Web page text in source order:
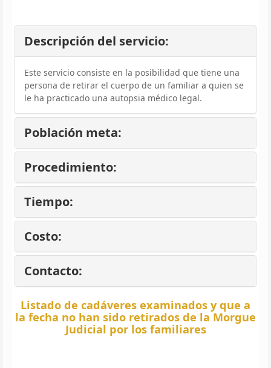
Descripción del servicio:
Este servicio consiste en la posibilidad que tiene una
persona de retirar el cuerpo de un familiar a quien se
le ha practicado una autopsia médico legal.
Población meta:
Procedimiento:
Tiempo:
Costo:
Contacto:
Listado de cadáveres examinados y que a
la fecha no han sido retirados de la Morgue
Judicial por los familiares